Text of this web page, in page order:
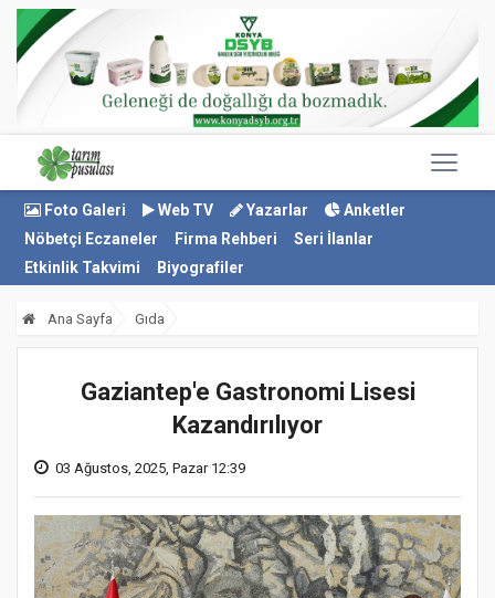
Foto Galeri Web TV Yazarlar
Anketler
Nöbetçi Eczaneler
Firma Rehberi
Seri İlanlar
Etkinlik Takvimi
Biyografiler
Ana Sayfa Gıda
Gaziantep'e Gastronomi Lisesi
Kazandırılıyor
03 Ağustos, 2025, Pazar 12:39